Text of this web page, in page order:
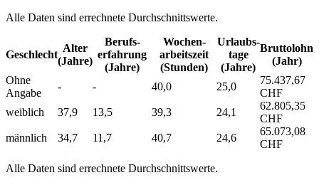
Alle Daten sind errechnete Durchschnittswerte.
Geschlecht
Alter
(Jahre)
Berufs­
erfahrung
(Jahre)
Wochen­
arbeitszeit
(Stunden)
Urlaubs­
tage
(Jahre)
Bruttolohn
(Jahr)
Ohne
Angabe
- - 40,0 25,0
75.437,67
CHF
weiblich
37,9 13,5 39,3 24,1
62.805,35
CHF
männlich
34,7 11,7 40,7 24,6
65.073,08
CHF
Alle Daten sind errechnete Durchschnittswerte.